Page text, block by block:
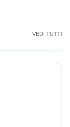
VEDI TUTTI